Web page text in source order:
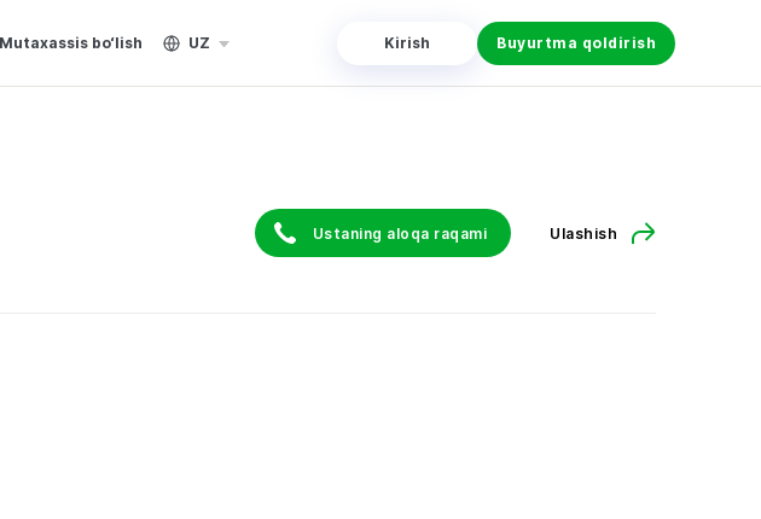
Mutaxassis bo‘lish UZ Kirish Buyurtma qoldirish
Ustaning aloqa raqami Ulashish